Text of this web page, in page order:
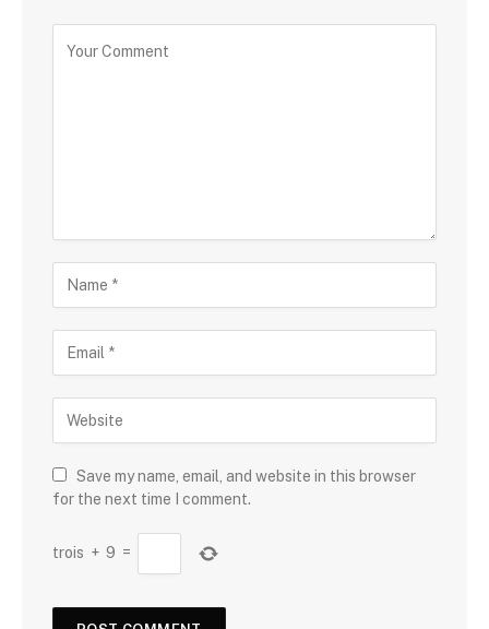
Save my name, email, and website in this browser
for the next time I comment.
trois + 9 =